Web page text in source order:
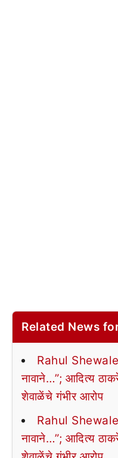
Related News
Rahul Shewale |
नावाने…”; आदित्य
शेवाळेंचे गंभीर आरोप
Rahul Shewale |
नावाने…”; आदित्य